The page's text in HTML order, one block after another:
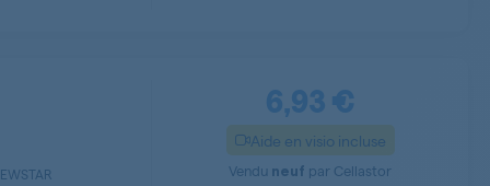
6,93 €
Aide en visio incluse
Vendu neuf par Cellastor